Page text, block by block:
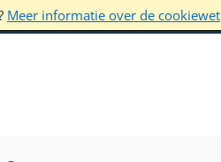
Meer informatie over de cookiewet